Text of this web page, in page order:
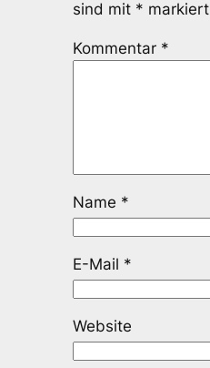
sind mit * markiert
Kommentar *
Name *
E-Mail *
Website